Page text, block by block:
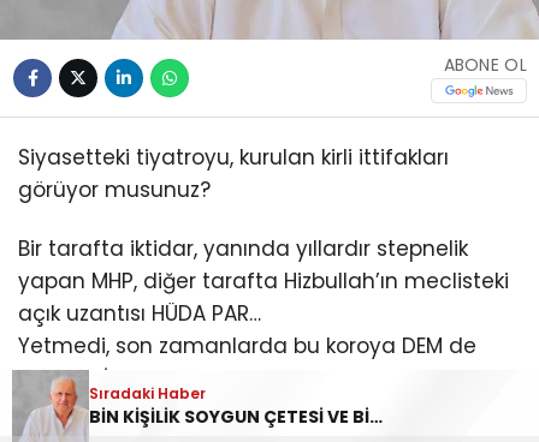
Sıradaki Haber
BİN KİŞİLİK SOYGUN ÇETESİ VE BİZİM KADERİMİZ!
ABONE OL
Siyasetteki tiyatroyu, kurulan kirli ittifakları
görüyor musunuz?
Bir tarafta iktidar, yanında yıllardır stepnelik
yapan MHP, diğer tarafta Hizbullah’ın meclisteki
açık uzantısı HÜDA PAR…
Yetmedi, son zamanlarda bu koroya DEM de
eklendi! İmralı’daki terör başıyla yakınlaşmalar,
kapalı kapılar arkasında yürütülen pazarlıklar